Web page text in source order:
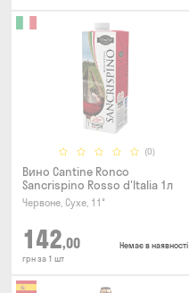
(0)
Вино Cantine Ronco
Sancrispino Rosso d'Italia 1л
Червоне, Сухе, 11°
142,00
грн за 1 шт
Немає в наявності